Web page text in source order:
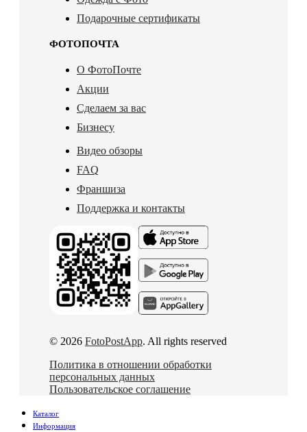
Подарочные сертификаты
ФОТОПОЧТА
О ФотоПочте
Акции
Сделаем за вас
Бизнесу
Видео обзоры
FAQ
Франшиза
Поддержка и контакты
© 2026 FotoPostApp. All rights reserved
Политика в отношении обработки
персональных данных
Пользовательское соглашение
Каталог
Информация